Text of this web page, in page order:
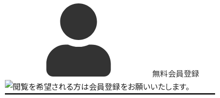
無料会員登録